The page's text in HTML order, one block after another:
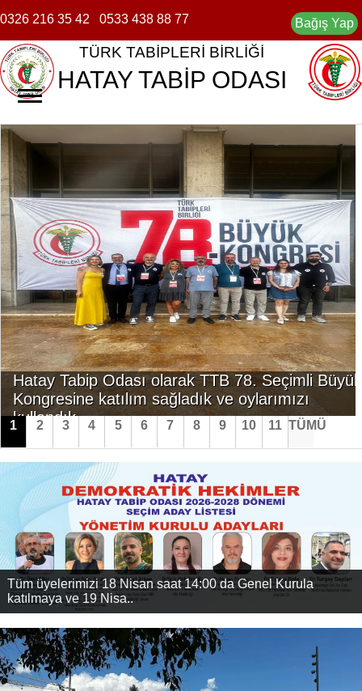
0326 216 35 42 0533 438 88 77 Bağış Yap
TÜRK TABİPLERİ BİRLİĞİ
HATAY TABİP ODASI
ANASAYFA
TABİP ODASI
TARİHÇE
ONUR KURULU
YÖNETİM KURULU
DENETLEME KURULU
UNUTAMADIKLARIMIZ
KOMİSYONLAR
MEVZUAT
BASINDA HTO
ÜYELİK İŞLEMLERİ
DUYURULAR
HABERLER
İLETİŞİM
Hatay Tabip Odası olarak TTB 78. Seçimli Büyük
Kongresine katılım sağladık ve oylarımızı
kullandık.
1 2 3 4 5 6 7 8 9 10 11 TÜMÜ
Tüm üyelerimizi 18 Nisan saat 14:00 da Genel Kurula
katılmaya ve 19 Nisa..